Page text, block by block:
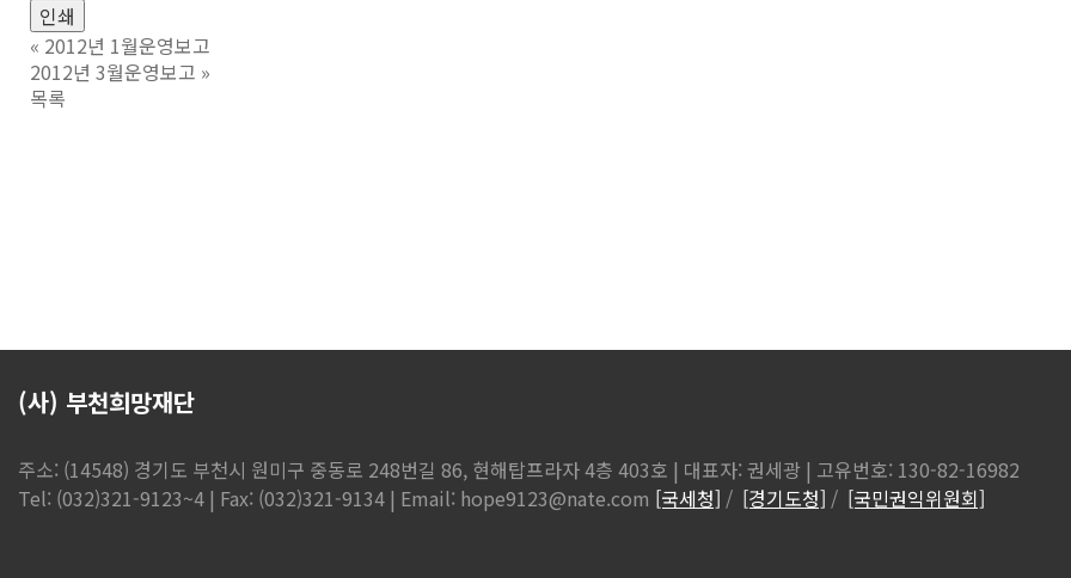
인쇄
« 2012년 1월운영보고
2012년 3월운영보고 »
목록
(사) 부천희망재단
주소: (14548) 경기도 부천시 원미구 중동로 248번길 86, 현해탑프라자 4층 403호 | 대표자: 권세광 | 고유번호: 130-82-16982
Tel: (032)321-9123~4 | Fax: (032)321-9134 | Email: hope9123@nate.com [국세청] / [경기도청] / [국민권익위원회]